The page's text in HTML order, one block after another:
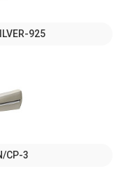
925
CP-3